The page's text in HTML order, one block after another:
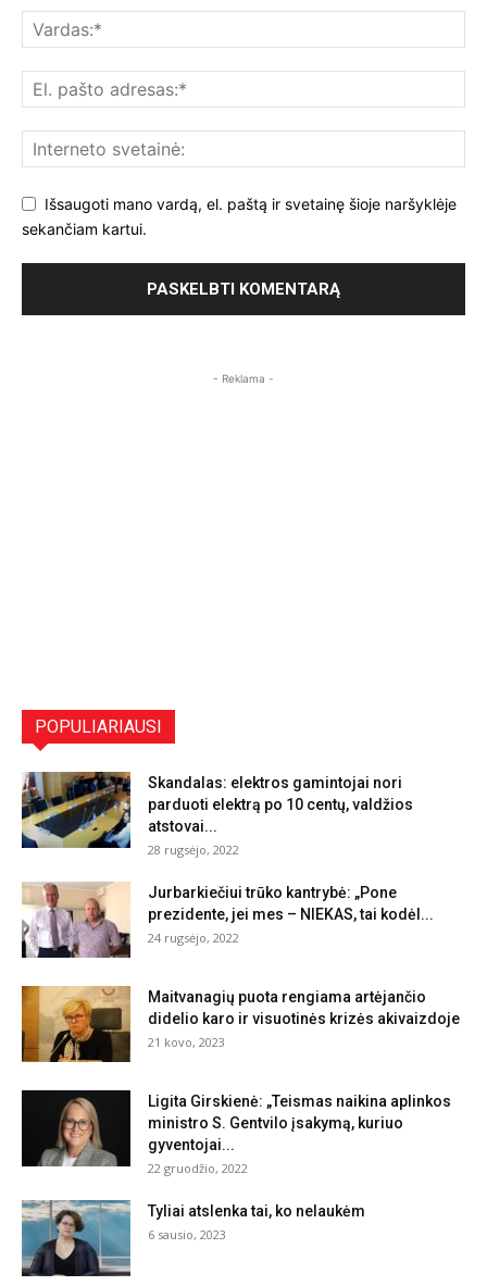
Išsaugoti mano vardą, el. paštą ir svetainę šioje naršyklėje
sekančiam kartui.
- Reklama -
POPULIARIAUSI
Skandalas: elektros gamintojai nori
parduoti elektrą po 10 centų, valdžios
atstovai...
28 rugsėjo, 2022
Jurbarkiečiui trūko kantrybė: „Pone
prezidente, jei mes – NIEKAS, tai kodėl...
24 rugsėjo, 2022
Maitvanagių puota rengiama artėjančio
didelio karo ir visuotinės krizės akivaizdoje
21 kovo, 2023
Ligita Girskienė: „Teismas naikina aplinkos
ministro S. Gentvilo įsakymą, kuriuo
gyventojai...
22 gruodžio, 2022
Tyliai atslenka tai, ko nelaukėm
6 sausio, 2023